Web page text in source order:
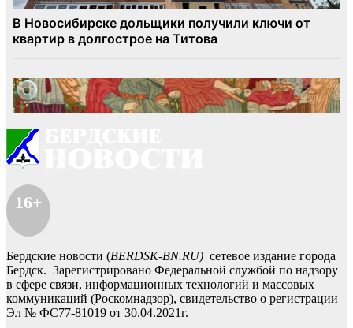
16+
Бердские новости (BERDSK-BN.RU) сетевое издание города
Бердск. Зарегистрировано Федеральной службой по надзору
в сфере связи, информационных технологий и массовых
коммуникаций (Роскомнадзор), свидетельство о регистрации
Эл № ФС77-81019 от 30.04.2021г.